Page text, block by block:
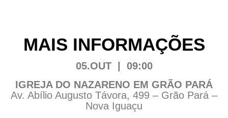
MAIS INFORMAÇÕES
05.OUT | 09:00
IGREJA DO NAZARENO EM GRÃO PARÁ
Av. Abílio Augusto Távora, 499 – Grão Pará –
Nova Iguaçu